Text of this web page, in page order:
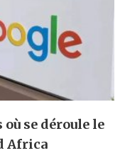
se déroule le
Africa